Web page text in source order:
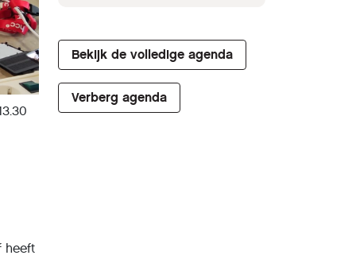
heeft
Bekijk de volledige agenda
Verberg agenda